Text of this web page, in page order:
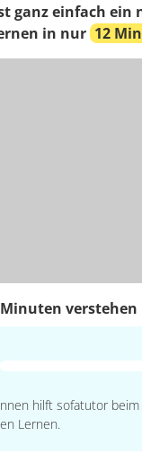
ganz einfach ein
in nur 12
verstehen
hilft sofatutor beim
Lernen.